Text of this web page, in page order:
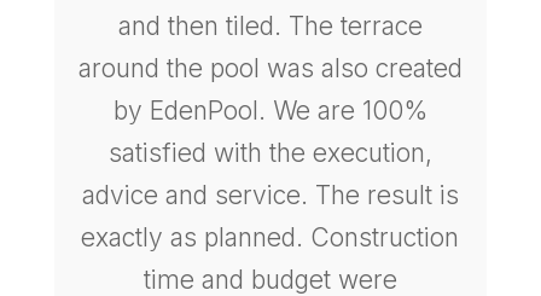
and then tiled. The terrace
around the pool was also created
by EdenPool. We are 100%
satisfied with the execution,
advice and service. The result is
exactly as planned. Construction
time and budget were